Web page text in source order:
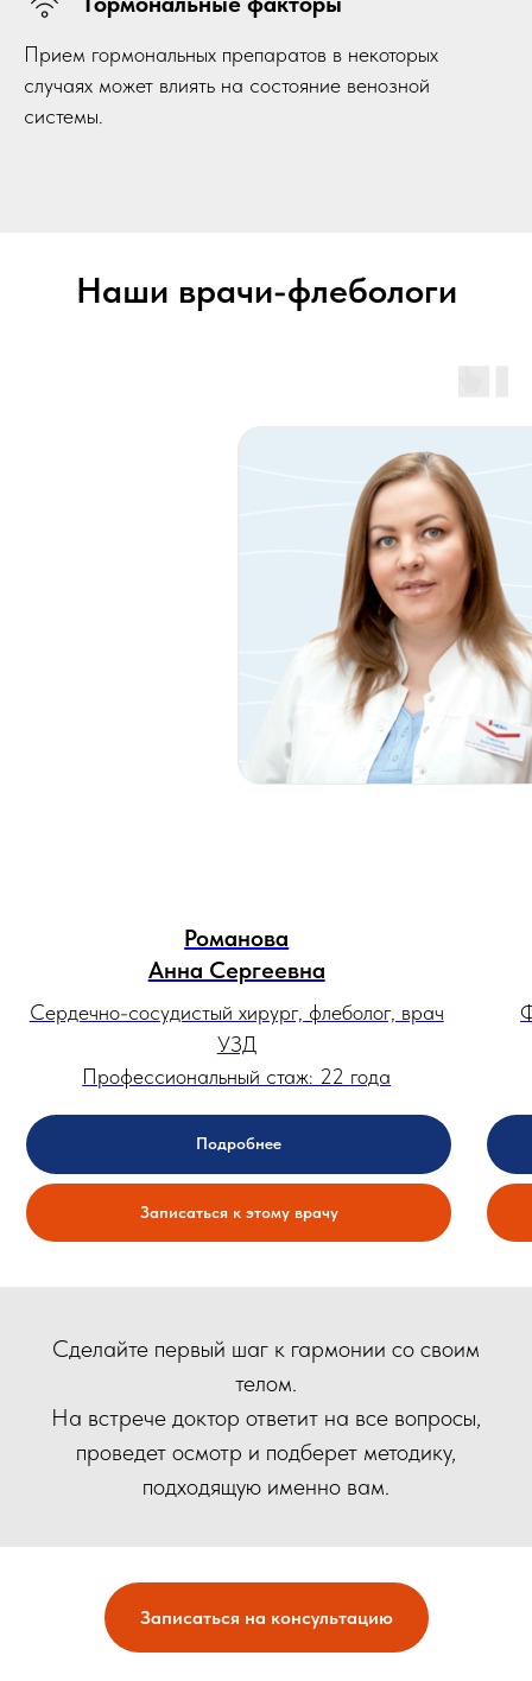
Прием гормональных препаратов в некоторых
случаях может влиять на состояние венозной
системы.
Наши врачи-флебологи
Романова
Анна Сергеевна
Сердечно-сосудистый хирург, флеболог, врач
УЗД
Профессиональный стаж: 22 года
Подробнее
Записаться к этому врачу
Сделайте первый шаг к гармонии со своим
телом.
На встрече доктор ответит на все вопросы,
проведет осмотр и подберет методику,
подходящую именно вам.
Записаться на консультацию